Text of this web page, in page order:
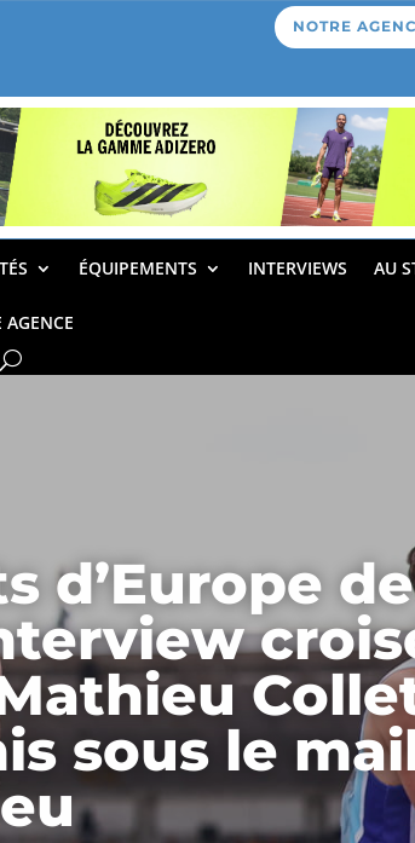
NOTRE
ÉQUIPEMENTS INTERVIEWS AU
AGENCE
d’Europe de
sous le